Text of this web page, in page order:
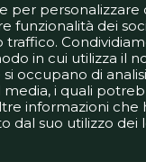
Informativa Privacy
Informativa Cookie
Tech App
preferenze
per
funzionalità dei
traffico.
in cui utilizza il
occupano di
media, i quali
informazioni che
dal suo utilizzo dei